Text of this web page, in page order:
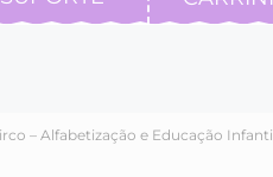
– Alfabetização e Educação